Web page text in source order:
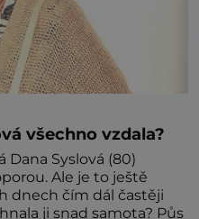
všechno vzdala?
Dana Syslová (80)
Ale je to ještě
dnech čím dál častěji
svém odchodu. Dohnala ji snad samota? Půs